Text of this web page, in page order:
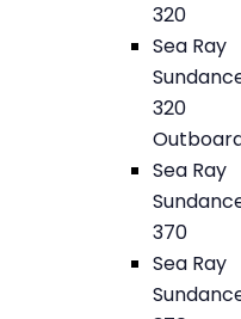
320
Sea Ray
320
Sea Ray
370
Sea Ray